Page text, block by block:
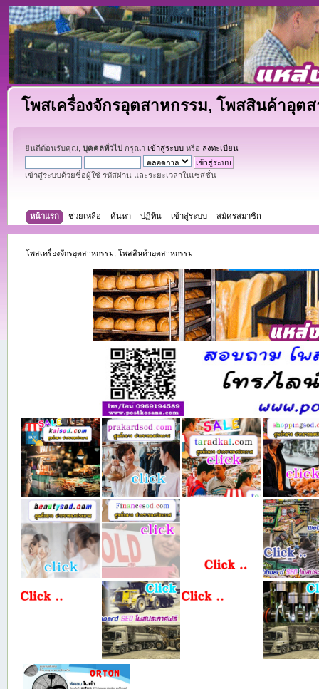
โพสเครื่องจักรอุตสาหกรรม, โพสสินค้าอุต
ยินดีต้อนรับคุณ, บุคคลทั่วไป กรุณา เข้าสู่ระบบหรือ ลงทะเบียน
เข้าสู่ระบบด้วยชื่อผู้ใช้ รหัสผ่าน และระยะเวลาในเซสชั่น
หน้าแรก ช่วยเหลือ ค้นหา ปฏิทิน เข้าสู่ระบบ สมัครสมาชิก
โพสเครื่องจักรอุตสาหกรรม, โพสสินค้าอุตสาหกรรม